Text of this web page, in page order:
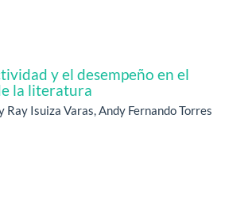
y el desempeño en el
la literatura
Isuiza Varas, Andy Fernando Torres